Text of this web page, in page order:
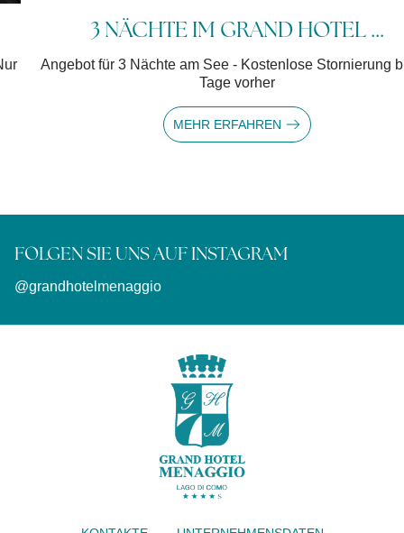
3 NÄCHTE IM GRAND HOTEL ...
Angebot für 3 Nächte am See - Kostenlose Stornierung bis 14
Tage vorher
MEHR ERFAHREN
FOLGEN SIE UNS AUF INSTAGRAM
@grandhotelmenaggio